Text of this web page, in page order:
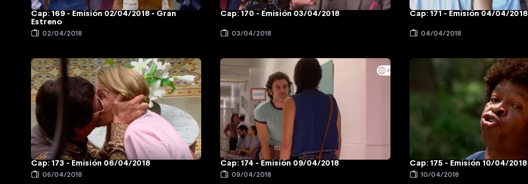
Cap: 169 - Emisión 02/04/2018 - Gran
Estreno
02/04/2018
Cap: 170 - Emisión 03/04/2018
03/04/2018
Cap: 171 - Emisión 04/04/2018
04/04/2018
Cap: 173 - Emisión 06/04/2018
06/04/2018
Cap: 174 - Emisión 09/04/2018
09/04/2018
Cap: 175 - Emisión 10/04/2018
10/04/2018